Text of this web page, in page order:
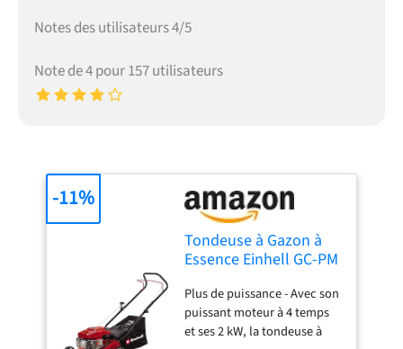
Notes des utilisateurs 4/5
Note de 4 pour 157 utilisateurs
Tondeuse à Gazon à
Essence Einhell GC-PM
Plus de puissance - Avec son
puissant moteur à 4 temps
et ses 2 kW, la tondeuse à
-11%